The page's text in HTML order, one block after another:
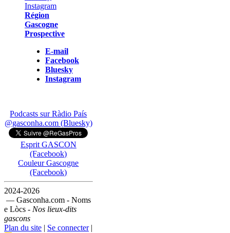
Région
Gascogne
Prospective
E-mail
Facebook
Bluesky
Instagram
Podcasts sur Ràdio País
@gasconha.com (Bluesky)
Esprit GASCON
(Facebook)
Couleur Gascogne
(Facebook)
2024-2026
— Gasconha.com - Noms
e Lòcs - Nos lieux-dits
gascons
Plan du site | Se connecter|